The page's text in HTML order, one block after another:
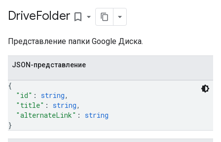
DriveFolder bookmark_border
Представление папки Google Диска.
JSON-представление
{
"id" : string,
"title" : string,
"alternateLink" : string
}